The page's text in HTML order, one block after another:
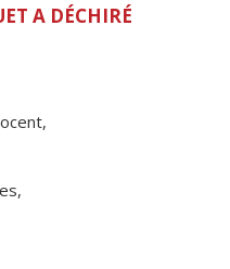
A DÉCHIRÉ